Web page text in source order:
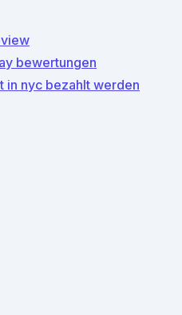
bewertungen
in nyc bezahlt werden